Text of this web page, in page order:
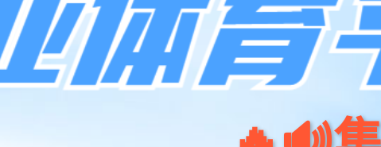
课程培训 认证及报告